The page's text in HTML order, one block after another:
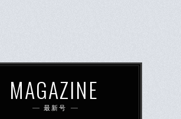
MAGAZINE
最新号